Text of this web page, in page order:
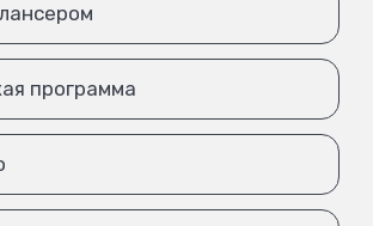
программа